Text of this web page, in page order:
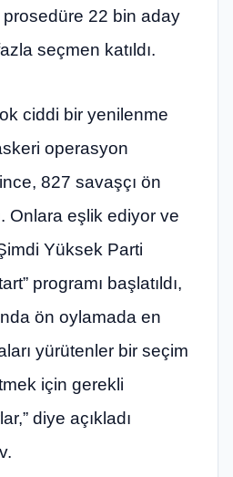
prosedüre 22 bin aday
seçmen katıldı.
ciddi bir yenilenme
operasyon
827 savaşçı ön
Onlara eşlik ediyor ve
Yüksek Parti
programı başlatıldı,
ön oylamada en
yürütenler bir seçim
için gerekli
diye açıkladı